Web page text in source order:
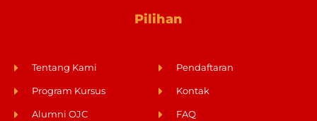
Pilihan
Tentang Kami
Program Kursus
Alumni OJC
Pendaftaran
Kontak
FAQ